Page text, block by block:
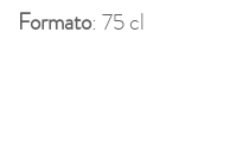
Formato: 75 cl